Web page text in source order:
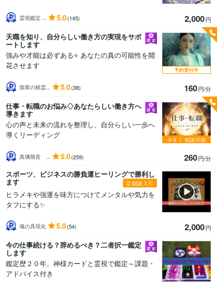
霊視鑑定 ... 5.0(145) 2,000円
天職を知り、自分らしい働き方の実現をサポ
ートします
強みや才能は必ずある⭐ あなたの真の可能性を開
花させます
翡翠の精霊... 5.0(38) 160円/分
予約受付中
仕事・転職のお悩み◇あなたらしい働き方へ
導きます
心の声と未来の流れを整理し、自分らしい一歩へ
導くリーディング
真璃萌音 ... 5.0(259) 260円/分
今すぐ 相談可能
スポーツ、ビジネスの勝負運ヒーリングで勝利し
ます
定期購入可
ヒラメキや強運を味方につけてメンタルや気力を
タフにする✨
魂の具現化 5.0(54) 2,000円
今の仕事続ける？辞めるべき？二者択一鑑定
します
鑑定歴２０年。神様カードと霊視で鑑定～課題・
アドバイス付き